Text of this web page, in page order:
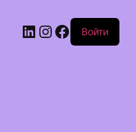
Войти